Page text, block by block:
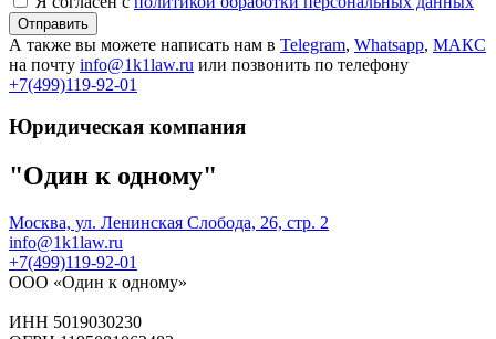
Отправить
А также вы можете написать нам в Telegram, Whatsapp, МАКС
на почту info@1k1law.ru или позвонить по телефону
+7(499)119-92-01
Юридическая компания
"Один к одному"
Москва, ул. Ленинская Слобода, 26, стр. 2
info@1k1law.ru
+7(499)119-92-01
ООО «Один к одному»
ИНН 5019030230